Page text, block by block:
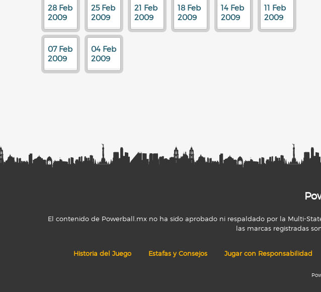
28 Feb
2009
25 Feb
2009
21 Feb
2009
18 Feb
2009
14 Feb
2009
11 Feb
2009
07 Feb
2009
04 Feb
2009
El contenido de Powerball.mx no ha sido aprobado ni respaldado por la Multi-
las marcas registradas
Historia del Juego Estafas y Consejos Jugar con Responsabilidad